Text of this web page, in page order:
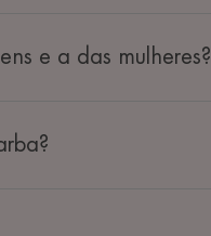
e a das mulheres?